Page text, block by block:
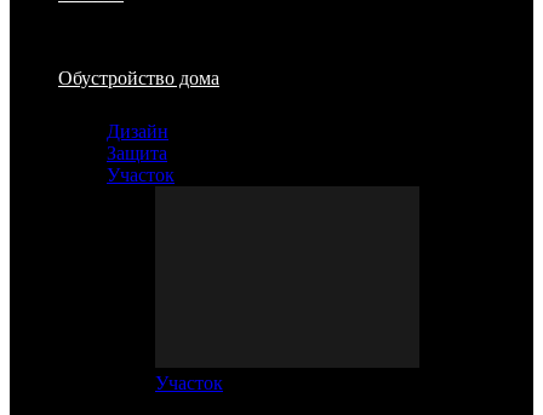
Обустройство дома
Дизайн
Защита
Участок
Участок